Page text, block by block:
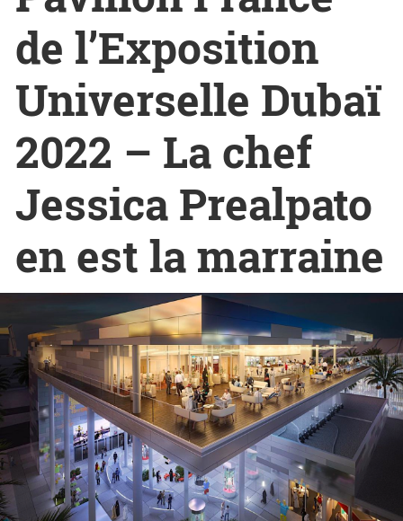
de l’Exposition
Universelle Dubaï
2022 – La chef
Jessica Prealpato
en est la marraine